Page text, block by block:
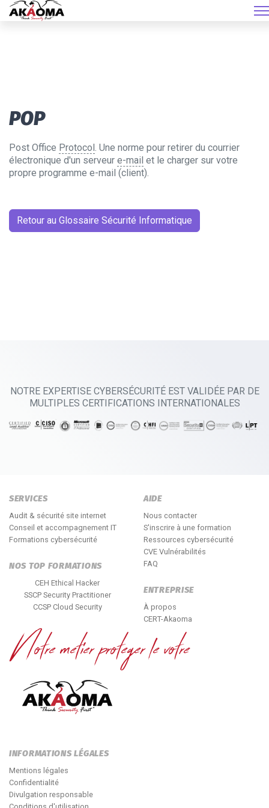
POP
Post Office Protocol. Une norme pour retirer du courrier
électronique d'un serveur e-mail et le charger sur votre
propre programme e-mail (client).
Retour au Glossaire Sécurité Informatique
NOTRE EXPERTISE CYBERSÉCURITÉ EST VALIDÉE PAR DE
MULTIPLES CERTIFICATIONS INTERNATIONALES
SERVICES
Audit & sécurité site internet
Conseil et accompagnement IT
Formations cybersécurité
NOS TOP FORMATIONS
CEH Ethical Hacker
SSCP Security Practitioner
CCSP Cloud Security
AIDE
Nous contacter
S'inscrire à une formation
Ressources cybersécurité
CVE Vulnérabilités
FAQ
ENTREPRISE
À propos
CERT-Akaoma
INFORMATIONS LÉGALES
Mentions légales
Confidentialité
Divulgation responsable